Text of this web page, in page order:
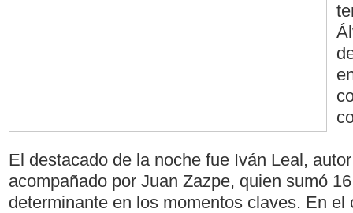
El destacado de la noche fue Iván Leal,
acompañado por Juan Zazpe, quien sumó
determinante en los momentos claves. En